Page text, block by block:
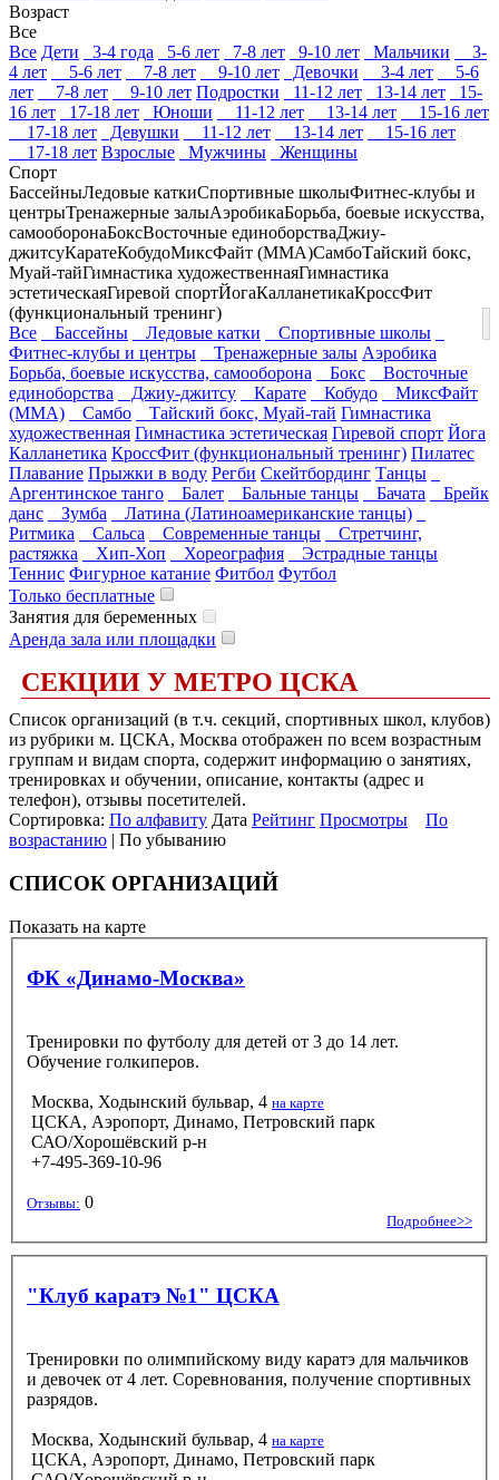
Возраст
Все
Все Дети 3-4 года 5-6 лет 7-8 лет 9-10 лет Мальчики
3-
4 лет
5-6 лет 7-8 лет 9-10 лет Девочки 3-4 лет
5-6
лет
7-8 лет 9-10 лет Подростки 11-12 лет 13-14 лет
15-
16 лет
17-18 лет Юноши 11-12 лет 13-14 лет
15-16 лет
17-18 лет
Девушки 11-12 лет 13-14 лет
15-16 лет
17-18 лет Взрослые Мужчины
Женщины
Спорт
БассейныЛедовые каткиСпортивные школыФитнес-клубы и
центрыТренажерные залыАэробикаБорьба, боевые искусства,
самооборонаБоксВосточные единоборстваДжиу-
джитсуКаратеКобудоМиксФайт (ММА)СамбоТайский бокс,
Муай-тайГимнастика художественнаяГимнастика
эстетическаяГиревой спортЙогаКалланетикаКроссФит
(функциональный тренинг)
Все
Бассейны Ледовые катки
Спортивные школы
Фитнес-клубы и центры
Тренажерные залы Аэробика
Борьба, боевые искусства, самооборона
Бокс
Восточные
единоборства
Джиу-джитсу Карате Кобудо
МиксФайт
(ММА)
Самбо Тайский бокс, Муай-тай Гимнастика
художественная Гимнастика эстетическая Гиревой спорт Йога
Калланетика КроссФит (функциональный тренинг) Пилатес
Плавание Прыжки в воду Регби Скейтбординг Танцы
Аргентинское танго
Балет Бальные танцы Бачата
Брейк
данс
Зумба
Латина (Латиноамериканские танцы)
Ритмика
Сальса Современные танцы
Стретчинг,
растяжка
Хип-Хоп Хореография
Эстрадные танцы
Теннис Фигурное катание Фитбол Футбол
Только бесплатные
Занятия для беременных
Аренда зала или площадки
СЕКЦИИ У МЕТРО ЦСКА
Список организаций (в т.ч. секций, спортивных школ, клубов)
из рубрики м. ЦСКА, Москва отображен по всем возрастным
группам и видам спорта, содержит информацию о занятиях,
тренировках и обучении, описание, контакты (адрес и
телефон), отзывы посетителей.
Сортировка: По алфавиту Дата Рейтинг Просмотры
По
возрастанию | По убыванию
СПИСОК ОРГАНИЗАЦИЙ
Показать на карте
ФК «Динамо-Москва»
Тренировки по футболу для детей от 3 до 14 лет.
Обучение голкиперов.
Москва, Ходынский бульвар, 4 на карте
ЦСКА, Аэропорт, Динамо, Петровский парк
САО/Хорошёвский р-н
+7-495-369-10-96
Отзывы: 0
Подробнее>>
"Клуб каратэ №1" ЦСКА
Тренировки по олимпийскому виду каратэ для мальчиков
и девочек от 4 лет. Соревнования, получение спортивных
разрядов.
Москва, Ходынский бульвар, 4 на карте
ЦСКА, Аэропорт, Динамо, Петровский парк